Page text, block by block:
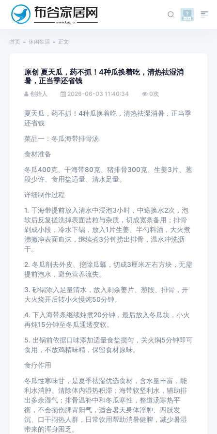
首页 休闲生活 正文
原创 夏天瓜，药不抓！4种瓜换着吃，清热祛湿消
暑，正当季还省钱
创始人 2026-06-03 11:40:34 0次
夏天瓜，药不抓！4种瓜换着吃，清热祛湿消暑，正当季
还省钱
菜品一：冬瓜海带排骨汤
食材准备
冬瓜400克、干海带80克、猪排骨300克、生姜3片、葱
段少许、食用盐适量、清水足量。
详细制作过程
1. 干海带提前放入清水中浸泡3小时，中途换水2次，泡
软后反复搓洗掉表面盐粒与杂质，切成宽条备用；排骨
剁成小段，冷水下锅，放入1片生姜、半勺料酒，大火煮
沸撇净表面血沫，继续煮3分钟捞出排骨，温水冲洗沥
干。
2. 冬瓜削去外皮、挖除瓜瓤，切成3厘米左右方块，无需
提前泡水，避免营养流失。
3. 砂锅添入足量清水，放入剩余姜片、葱段、排骨，开
大火烧开后转小火慢炖50分钟。
4. 下入海带条继续炖煮20分钟，最后放入冬瓜块，小火
再炖15分钟至冬瓜通透变软。
5. 出锅前依据口味添加适量食盐搅匀，关火焖5分钟即可
食用，不放鸡精味精，保留食材原味。
食疗作用
冬瓜性寒味甘，是夏季祛湿优选食材，含水量丰富，能
利水消肿、清除体内湿热积滞；海带软坚利水，辅助排
出多余湿气；排骨温补中和冬瓜寒性，整道汤寒热平
衡，不会损伤脾胃阳气，适合暑天身体浮肿、四肢发
沉、口干闷热人群，日常饮用帮助消暑健脾，减少暑湿
带来的浑身困乏。